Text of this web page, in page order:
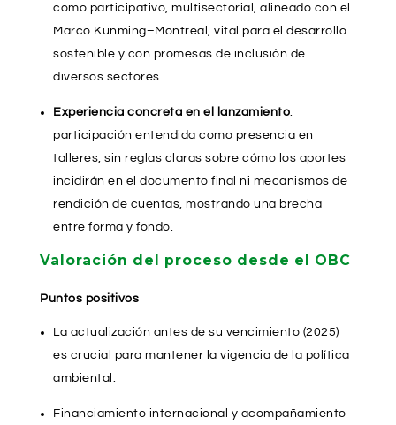
como participativo, multisectorial, alineado con el
Marco Kunming–Montreal, vital para el desarrollo
sostenible y con promesas de inclusión de
diversos sectores.
Experiencia concreta en el lanzamiento:
participación entendida como presencia en
talleres, sin reglas claras sobre cómo los aportes
incidirán en el documento final ni mecanismos de
rendición de cuentas, mostrando una brecha
entre forma y fondo.
Valoración del proceso desde el OBC
Puntos positivos
La actualización antes de su vencimiento (2025)
es crucial para mantener la vigencia de la política
ambiental.
Financiamiento internacional y acompañamiento